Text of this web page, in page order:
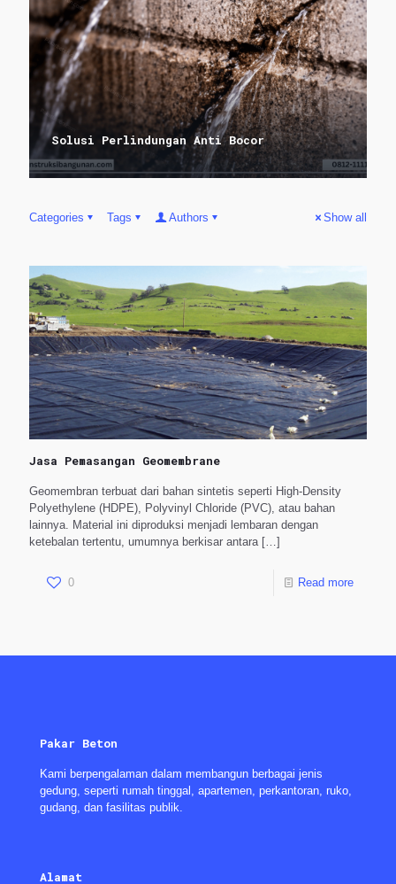
Solusi Perlindungan Anti Bocor
Categories Tags Authors Show all
Jasa Pemasangan Geomembrane
Geomembran terbuat dari bahan sintetis seperti High-Density
Polyethylene (HDPE), Polyvinyl Chloride (PVC), atau bahan
lainnya. Material ini diproduksi menjadi lembaran dengan
ketebalan tertentu, umumnya berkisar antara[…]
0 Read more
Pakar Beton
Kami berpengalaman dalam membangun berbagai jenis
gedung, seperti rumah tinggal, apartemen, perkantoran, ruko,
gudang, dan fasilitas publik.
Alamat